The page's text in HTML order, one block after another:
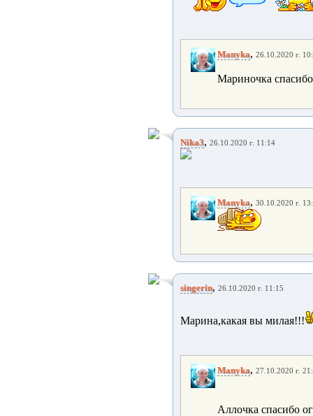
Manyka, 26.10.2020 г.
Мариночка
Nika3, 26.10.2020 г. 11:14
Manyka, 30.10.2020 г.
singerin, 26.10.2020 г. 11:15
Марина,какая вы милая!!!
Manyka, 27.10.2020 г.
Аллочка спасибо